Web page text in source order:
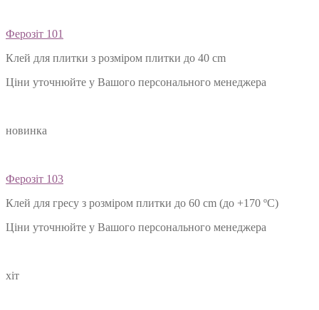
Ферозіт 101
Клей для плитки з розміром плитки до 40 cm
Ціни уточнюйте у Вашого персонального менеджера
новинка
Ферозіт 103
Клей для гресу з розміром плитки до 60 cm (до +170 ºС)
Ціни уточнюйте у Вашого персонального менеджера
хіт